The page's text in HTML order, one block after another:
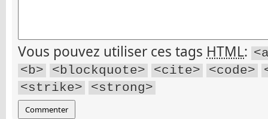
Vous pouvez utiliser ces tags HTML:
<b>
<blockquote> <cite> <code>
<strike>
<strong>